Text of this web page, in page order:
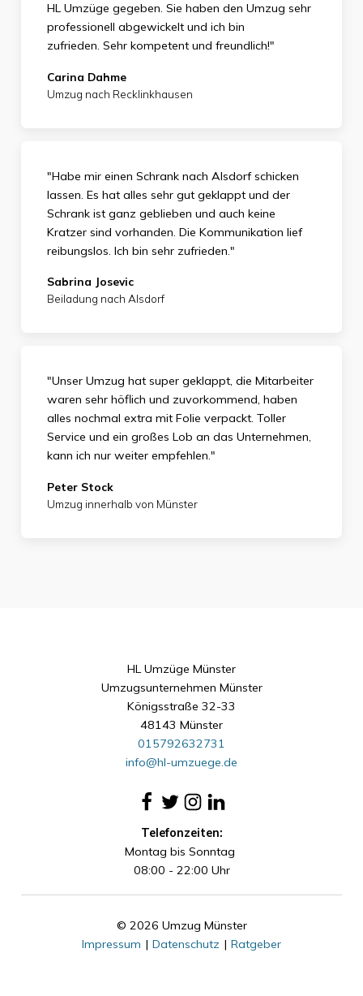
HL Umzüge gegeben. Sie haben den Umzug sehr
professionell abgewickelt und ich bin
zufrieden. Sehr kompetent und freundlich!"
Carina Dahme
Umzug nach Recklinkhausen
"Habe mir einen Schrank nach Alsdorf schicken
lassen. Es hat alles sehr gut geklappt und der
Schrank ist ganz geblieben und auch keine
Kratzer sind vorhanden. Die Kommunikation lief
reibungslos. Ich bin sehr zufrieden."
Sabrina Josevic
Beiladung nach Alsdorf
"Unser Umzug hat super geklappt, die Mitarbeiter
waren sehr höflich und zuvorkommend, haben
alles nochmal extra mit Folie verpackt. Toller
Service und ein großes Lob an das Unternehmen,
kann ich nur weiter empfehlen."
Peter Stock
Umzug innerhalb von Münster
HL Umzüge Münster
Umzugsunternehmen Münster
Königsstraße 32-33
48143 Münster
015792632731
info@hl-umzuege.de
Telefonzeiten:
Montag bis Sonntag
08:00 - 22:00 Uhr
© 2026 Umzug Münster
Impressum | Datenschutz | Ratgeber